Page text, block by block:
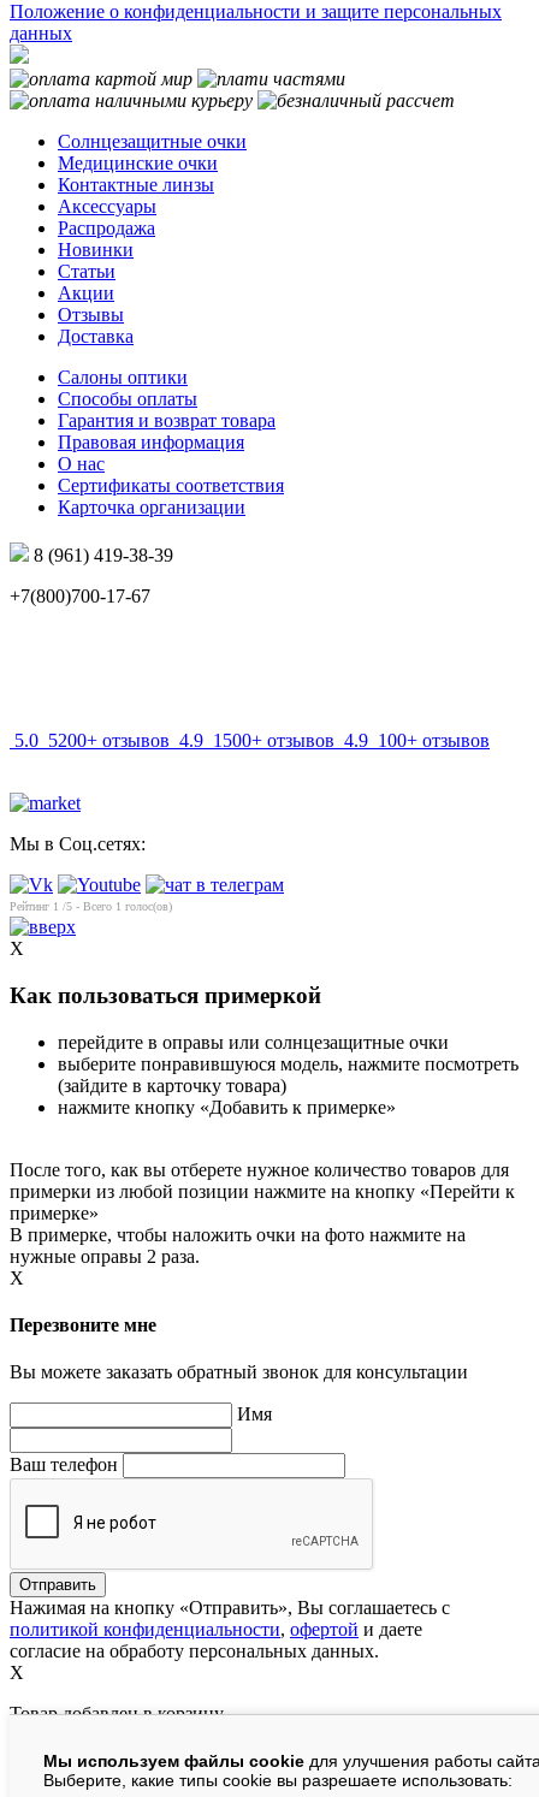
Положение о конфиденциальности и защите персональных
данных
Солнцезащитные очки
Медицинские очки
Контактные линзы
Аксессуары
Распродажа
Новинки
Статьи
Акции
Отзывы
Доставка
Салоны оптики
Способы оплаты
Гарантия и возврат товара
Правовая информация
О нас
Сертификаты соответствия
Карточка организации
8 (961) 419-38-39
+7(800)700-17-67
5.0 5200+ отзывов 4.9 1500+ отзывов 4.9 100+ отзывов
Мы в Соц.сетях:
Рейтинг 1 /5 - Всего 1 голос(ов)
Мы используем файлы cookie для улучшения работы
Выберите, какие типы cookie вы разрешаете использовать:
X
Как пользоваться примеркой
перейдите в оправы или солнцезащитные очки
выберите понравившуюся модель, нажмите посмотреть
(зайдите в карточку товара)
нажмите кнопку «Добавить к примерке»
После того, как вы отберете нужное количество товаров для
примерки из любой позиции нажмите на кнопку «Перейти к
примерке»
В примерке, чтобы наложить очки на фото нажмите на
нужные оправы 2 раза.
X
Перезвоните мне
Вы можете заказать обратный звонок для консультации
Имя
Ваш телефон
Нажимая на кнопку «Отправить», Вы соглашаетесь с
политикой конфиденциальности, офертой и даете
согласие на обработу персональных данных.
X
Товар добавлен в корзину